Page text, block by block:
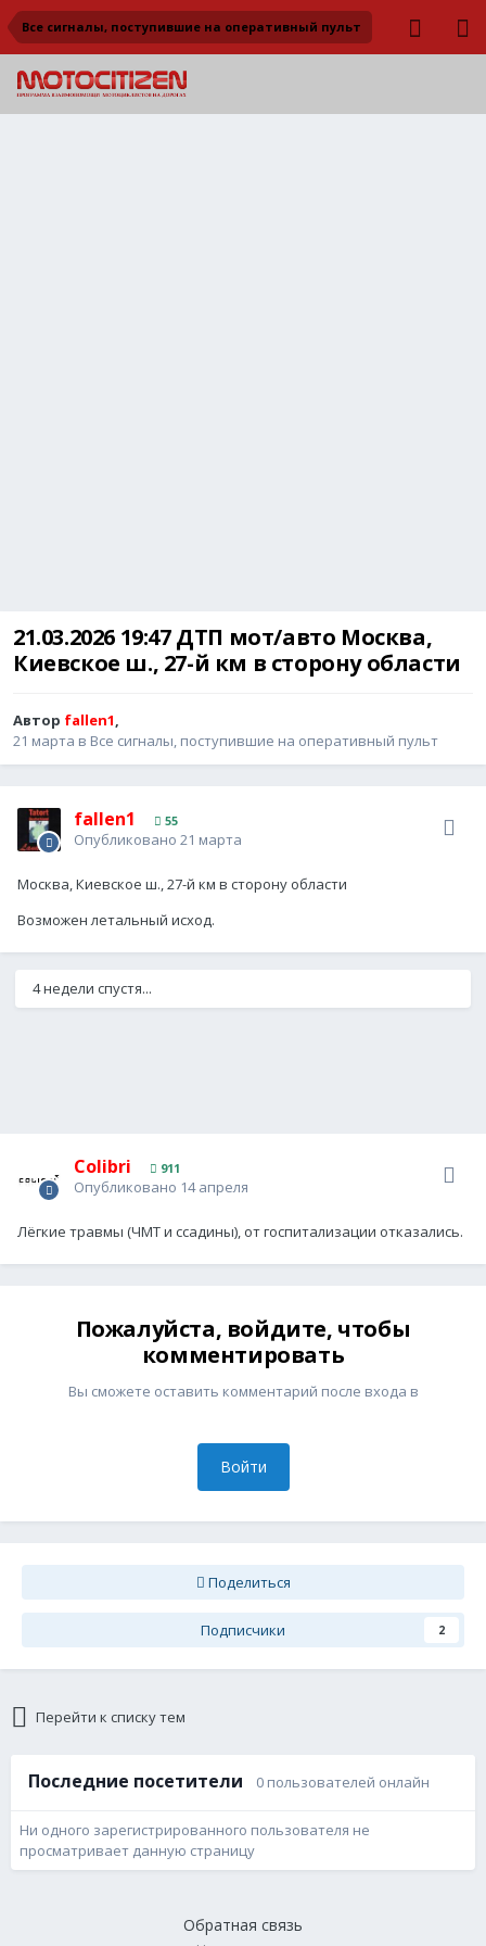
Все сигналы, поступившие на оперативный пульт
21.03.2026 19:47 ДТП мот/авто Москва,
Киевское ш., 27-й км в сторону области
Автор fallen1,
21 марта в Все сигналы, поступившие на оперативный пульт
fallen1 55
Опубликовано 21 марта
Москва, Киевское ш., 27-й км в сторону области
Возможен летальный исход.
4 недели спустя...
Colibri 911
Опубликовано 14 апреля
Лёгкие травмы (ЧМТ и ссадины), от госпитализации отказались.
Пожалуйста, войдите, чтобы
комментировать
Вы сможете оставить комментарий после входа в
Войти
Поделиться
Подписчики 2
Перейти к списку тем
Последние посетители 0 пользователей онлайн
Ни одного зарегистрированного пользователя не
просматривает данную страницу
Обратная связь